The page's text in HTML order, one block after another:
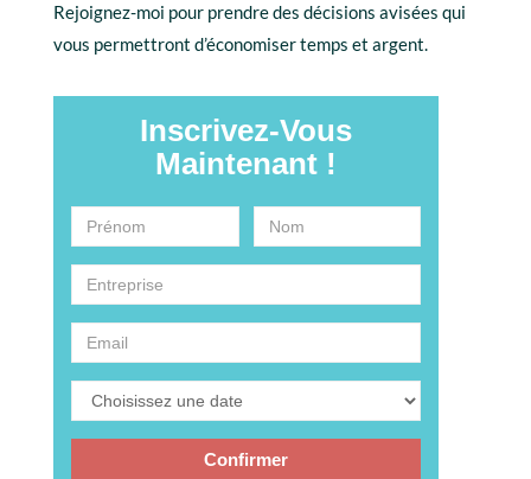
Rejoignez-moi pour prendre des décisions avisées qui
vous permettront d’économiser temps et argent.